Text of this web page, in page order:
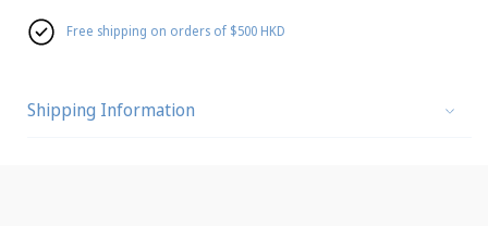
Free shipping on orders of $500 HKD
Shipping Information